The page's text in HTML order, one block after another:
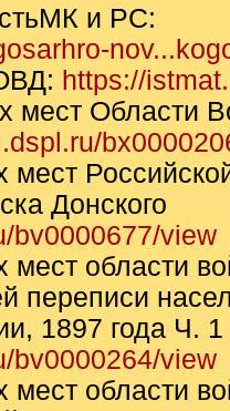
и РС:
https://
мест Области
мест
Донского
bv0000677/view
области
переписи
1897 года Ч. 1
bv0000264/view
области